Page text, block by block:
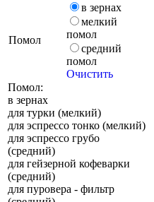
Помол
в зернах
мелкий
помол
средний
помол
Очистить
Помол:
в зернах
для турки (мелкий)
для эспрессо тонко (мелкий)
для эспрессо грубо
(средний)
для гейзерной кофеварки
(средний)
для пуровера - фильтр